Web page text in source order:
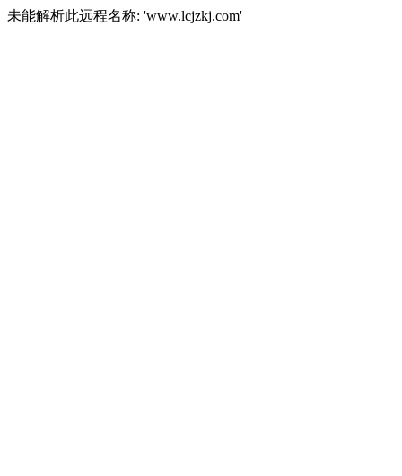
未能解析此远程名称: 'www.lcjzkj.com'